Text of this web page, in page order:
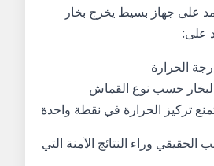
على جهاز بسيط يخرج بخار
على:
الحرارة
حسب نوع القماش
تركيز الحرارة في نقطة واحدة
الحقيقي وراء النتائج الآمنة التي